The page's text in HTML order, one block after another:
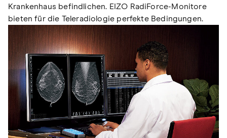
Krankenhaus befindlichen. EIZO RadiForce-Monitore
bieten für die Teleradiologie perfekte Bedingungen.